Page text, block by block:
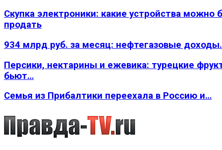
Скупка электроники: какие устройства можно
продать
934 млрд руб. за месяц: нефтегазовые
Персики, нектарины и ежевика: турецкие
бьют…
Семья из Прибалтики переехала в Россию и…